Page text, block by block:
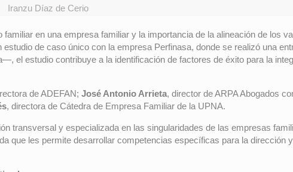
Iranzu Díaz de Cerio
en una empresa familiar y la importancia de la alineación de los
de caso único con la empresa Perfinasa, donde se realizó una
el estudio contribuye a la identificación de factores de éxito para la
de ADEFAN; José Antonio Arrieta, director de ARPA Abogados
, directora de Cátedra de Empresa Familiar de la UPNA.
transversal y especializada en las singularidades de las empresas
que les permite desarrollar competencias específicas para la dirección